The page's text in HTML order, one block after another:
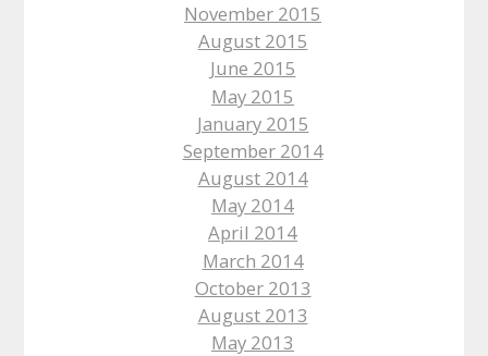
November 2015
August 2015
June 2015
May 2015
January 2015
September 2014
August 2014
May 2014
April 2014
March 2014
October 2013
August 2013
May 2013